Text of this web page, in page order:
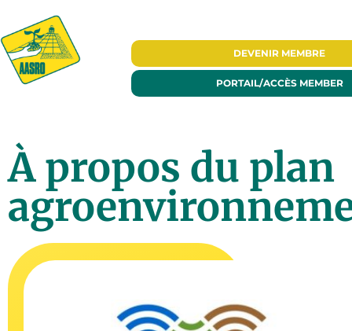
DEVENIR MEMBRE
PORTAIL/ACCÈS MEMBER
À propos du plan